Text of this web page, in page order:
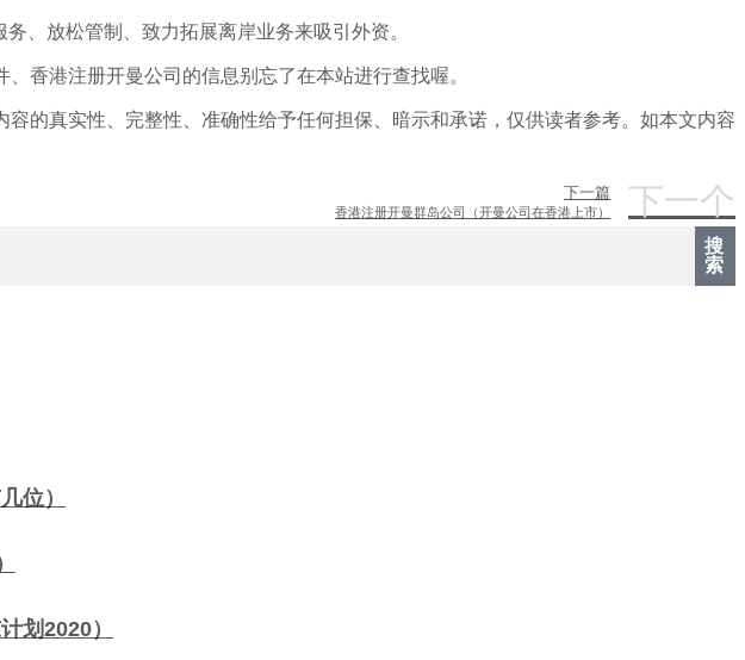
、放松管制、致力拓展离岸业务来吸引外资。
香港注册开曼公司的信息别忘了在本站进行查找喔。
的真实性、完整性、准确性给予任何担保、暗示和承诺，仅供读者参考。如本文内容
下一篇
香港注册开曼群岛公司（开曼公司在香港上市） 下一个
搜
索
位）
划2020）